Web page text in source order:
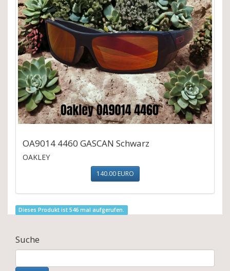
OA9014 4460 GASCAN Schwarz
OAKLEY
140.00 EURO
Dieses Produkt ist 546 mal aufgerufen.
Suche